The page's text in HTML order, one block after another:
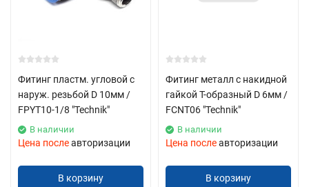
Фитинг пластм. угловой с
наруж. резьбой D 10мм /
FPYT10-1/8 "Technik"
В наличии
Цена послеавторизации
В корзину
Фитинг металл с накидной
гайкой Т-образный D 6мм /
FCNT06 "Technik"
В наличии
Цена послеавторизации
В корзину